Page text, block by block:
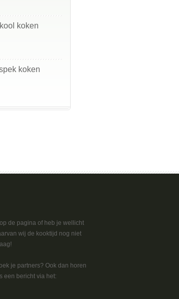
koken
koken
de pagina of heb je wellicht
wij de kooktijd nog niet
je partners? Ook dan horen
een bericht via het: